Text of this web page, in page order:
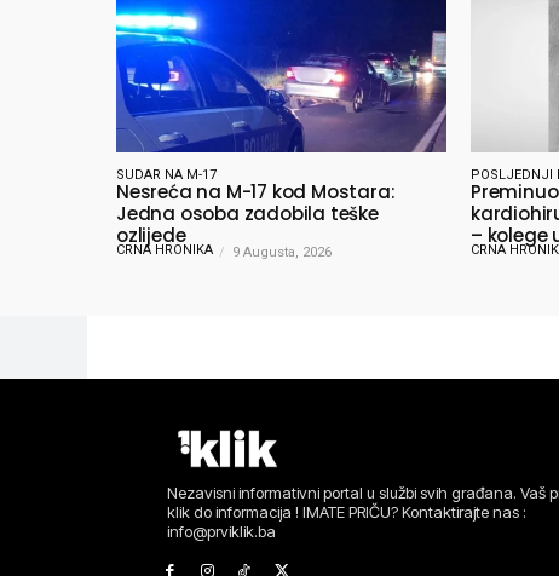
SUDAR NA M-17
Nesreća na M-17 kod Mostara:
Jedna osoba zadobila teške
ozlijede
CRNA HRONIKA 9 Augusta, 2026
POSLJEDNJI
– kolege
CRNA
Nezavisni informativni portal u službi svih građana. Vaš
klik do informacija ! IMATE PRIČU? Kontaktirajte nas :
info@prviklik.ba